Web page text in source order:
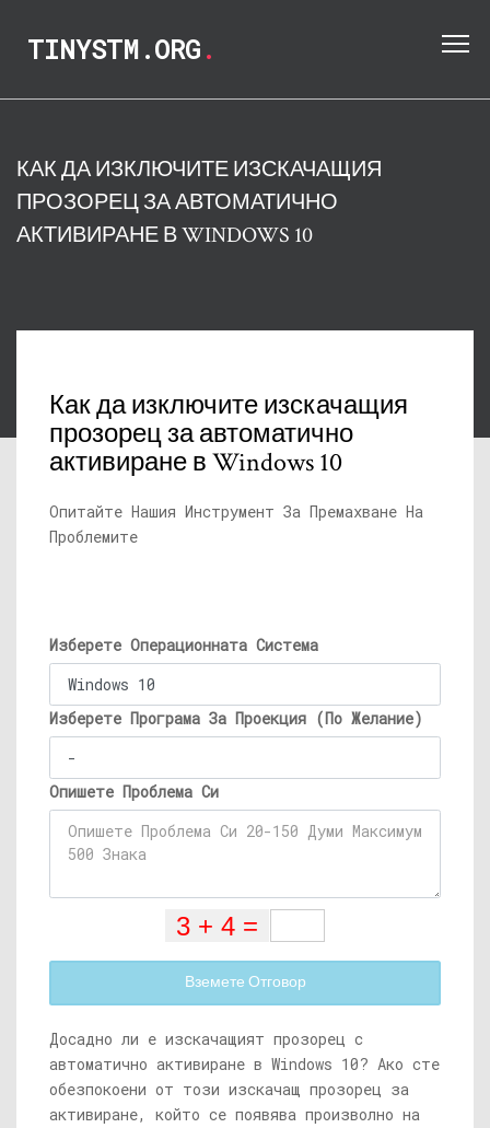
TINYSTM.ORG.
КАК ДА ИЗКЛЮЧИТЕ ИЗСКАЧАЩИЯ
ПРОЗОРЕЦ ЗА АВТОМАТИЧНО
АКТИВИРАНЕ В WINDOWS 10
Как да изключите изскачащия
прозорец за автоматично
активиране в Windows 10
Опитайте Нашия Инструмент За Премахване На
Проблемите
Изберете Операционната Система
Изберете Програма За Проекция (По Желание)
Опишете Проблема Си
Вземете Отговор
Досадно ли е изскачащият прозорец с
автоматично активиране в Windows 10? Ако сте
обезпокоени от този изскачащ прозорец за
активиране, който се появява произволно на